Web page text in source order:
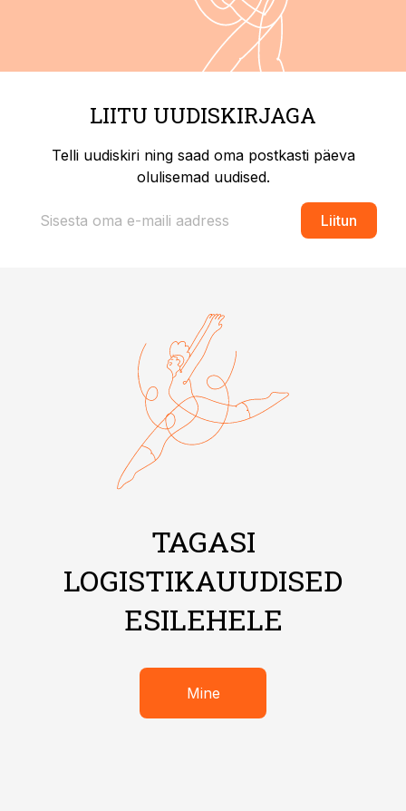
LIITU UUDISKIRJAGA
Telli uudiskiri ning saad oma postkasti päeva
olulisemad uudised.
Liitun
TAGASI
LOGISTIKAUUDISED
ESILEHELE
Mine